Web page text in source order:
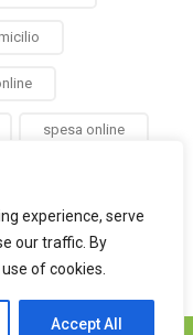
experience, serve
our traffic. By
of cookies.
Accept All
spesa online
zenzero